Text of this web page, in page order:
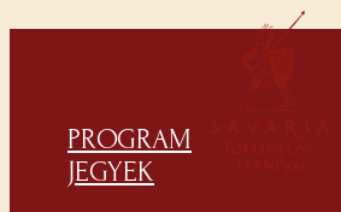
PROGRAM
JEGYEK